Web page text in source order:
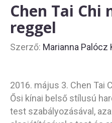
Chen Tai Chi
reggel
Szerző: Marianna Palócz
2016. május 3. Chen Tai
Ősi kínai belső stílusú
test szabályozásával,